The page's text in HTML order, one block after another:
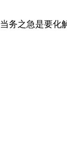
当务之急是要化